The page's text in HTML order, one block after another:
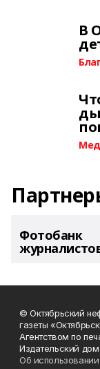
В
Фотобанк
© Октябрьский
газеты
Агентством по
Издательский
Об